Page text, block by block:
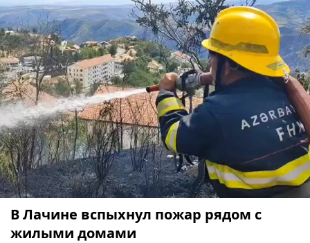
В Лачине вспыхнул пожар рядом с
жилыми домами